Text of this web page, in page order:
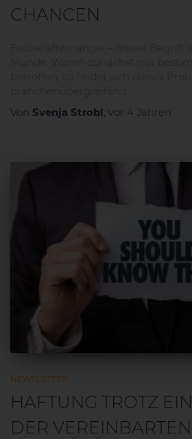
CHANCEN
Von Svenja Strobl , vor 4 Jahren
NEWSLETTER
HAFTUNG TROTZ
DER VEREINBARTEN